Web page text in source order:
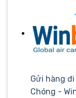
Gửi hàng
Chóng -